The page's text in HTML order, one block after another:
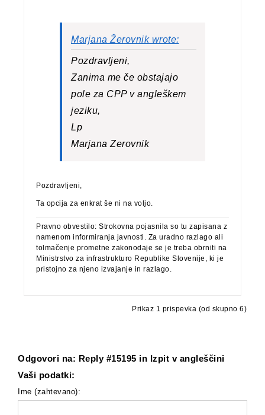
Marjana Žerovnik wrote:
Pozdravljeni,
Zanima me če obstajajo
pole za CPP v angleškem
jeziku,
Lp
Marjana Zerovnik
Pozdravljeni,
Ta opcija za enkrat še ni na voljo.
Pravno obvestilo: Strokovna pojasnila so tu zapisana z
namenom informiranja javnosti. Za uradno razlago ali
tolmačenje prometne zakonodaje se je treba obrniti na
Ministrstvo za infrastrukturo Republike Slovenije, ki je
pristojno za njeno izvajanje in razlago.
Prikaz 1 prispevka (od skupno 6)
Odgovori na: Reply #15195 in Izpit v angleščini
Vaši podatki:
Ime (zahtevano):